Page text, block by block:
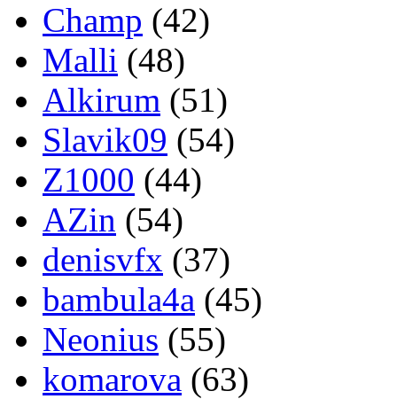
Champ (42)
Malli (48)
Alkirum (51)
Slavik09 (54)
Z1000 (44)
AZin (54)
denisvfx (37)
bambula4a (45)
Neonius (55)
komarova (63)